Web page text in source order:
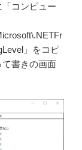
コンピュー
」をコピ
書きの画面